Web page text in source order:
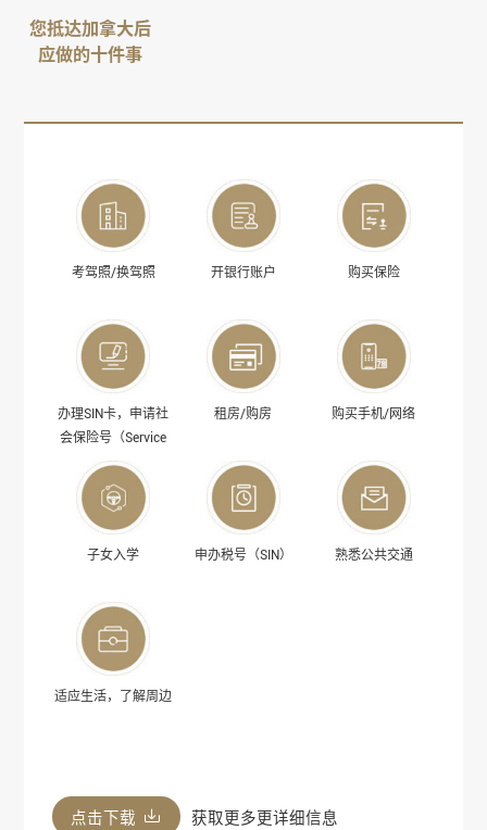
您抵达加拿大后
应做的十件事
考驾照/换驾照 开银行账户 购买保险
办理SIN卡，申请社
会保险号（Service
Canada）
租房/购房 购买手机/网络
子女入学 申办税号（SIN） 熟悉公共交通
适应生活，了解周边
点击下载 获取更多更详细信息